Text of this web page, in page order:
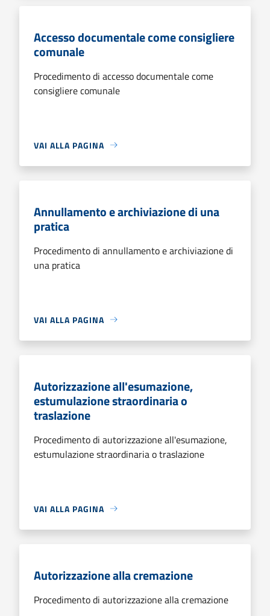
Accesso documentale come consigliere
comunale
Procedimento di accesso documentale come
consigliere comunale
VAI ALLA PAGINA
Annullamento e archiviazione di una
pratica
Procedimento di annullamento e archiviazione di
una pratica
VAI ALLA PAGINA
Autorizzazione all'esumazione,
estumulazione straordinaria o
traslazione
Procedimento di autorizzazione all'esumazione,
estumulazione straordinaria o traslazione
VAI ALLA PAGINA
Autorizzazione alla cremazione
Procedimento di autorizzazione alla cremazione